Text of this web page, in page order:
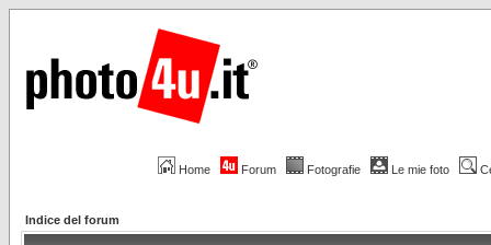
Home Forum Fotografie Le mie foto
Indice del forum